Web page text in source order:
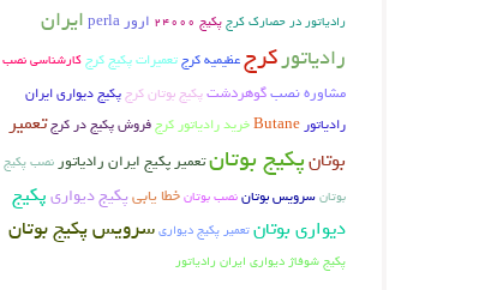
رادیاتور در حصارک کرجپکیج 24000 ارور perla
ایران
رادیاتور کرجعظیمیه کرجتعمیرات پکیج کرجکارشناسی نصب
مشاوره نصبگوهردشتپکیج بوتان کرجپکیج دیواری ایران
رادیاتور Butaneخرید رادیاتور کرجفروش پکیج در کرجتعمیر
بوتانپکیج بوتانتعمیر پکیج ایران رادیاتور نصب پکیج
بوتانسرویس بوتاننصب بوتانخطا یابیپکیج دیواریپکیج
دیواری بوتانتعمیر پکیج دیواریسرویس پکیج بوتان
پکیج شوفاژ دیواری ایران رادیاتور